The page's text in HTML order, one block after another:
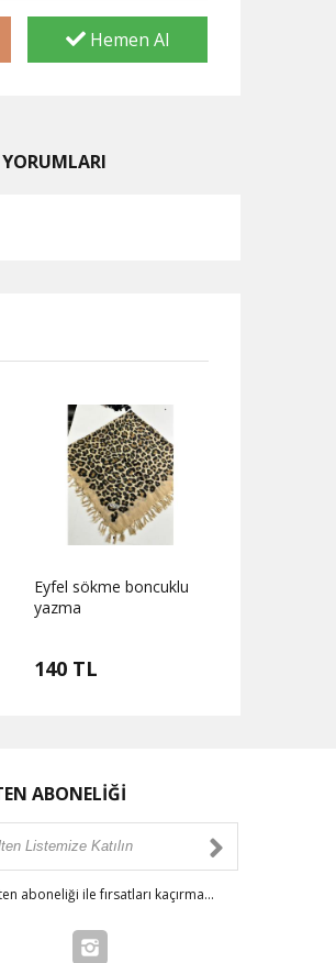
Hemen Al
Eyfel sökme boncuklu
yazma
140 TL
ABONELİĞİ
aboneliği ile fırsatları kaçırma...